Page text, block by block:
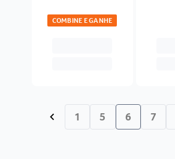
COMBINE E GANHE
chevron_left 1 5 6 7